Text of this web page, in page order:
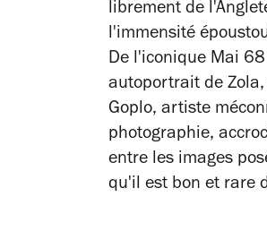
librement de
l'immensité
De l'iconique Mai
autoportrait de
Goplo, artiste
photographie,
entre les images
qu'il est bon et rare